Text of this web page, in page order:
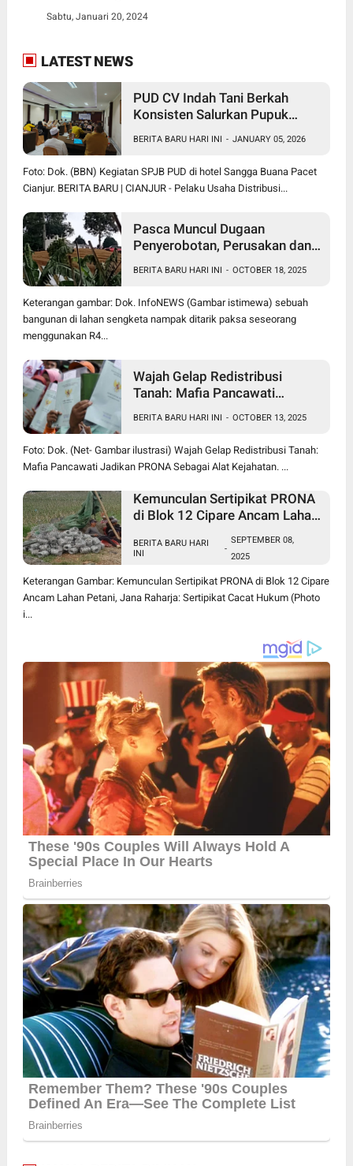
Sabtu, Januari 20, 2024
LATEST NEWS
PUD CV Indah Tani Berkah
Konsisten Salurkan Pupuk
BERITA BARU HARI INI - JANUARY 05, 2026
Foto: Dok. (BBN) Kegiatan SPJB PUD di hotel Sangga Buana Pacet
Cianjur. BERITA BARU | CIANJUR - Pelaku Usaha Distribusi...
Pasca Muncul Dugaan
Penyerobotan, Perusakan dan
Pancawati Bogor, Kasusnya
Jadi Sorotan Publik
BERITA BARU HARI INI - OCTOBER 18, 2025
Keterangan gambar: Dok. InfoNEWS (Gambar istimewa) sebuah
bangunan di lahan sengketa nampak ditarik paksa seseorang
menggunakan R4...
Wajah Gelap Redistribusi
Tanah: Mafia Pancawati
Kejahatan
BERITA BARU HARI INI - OCTOBER 13, 2025
Foto: Dok. (Net- Gambar ilustrasi) Wajah Gelap Redistribusi Tanah:
Mafia Pancawati Jadikan PRONA Sebagai Alat Kejahatan. ...
Kemunculan Sertipikat PRONA
di Blok 12 Cipare Ancam Lahan
Cacat Hukum
BERITA BARU HARI
INI
-
SEPTEMBER 08,
2025
Keterangan Gambar: Kemunculan Sertipikat PRONA di Blok 12 Cipare
Ancam Lahan Petani, Jana Raharja: Sertipikat Cacat Hukum (Photo
i...